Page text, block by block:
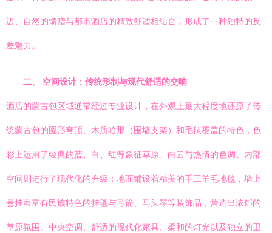
迈、自然的馈赠与都市酒店的精致舒适相结合，形成了一种独特的反
差魅力。
二、 空间设计：传统形制与现代舒适的交响
酒店的蒙古包区域通常经过专业设计，在外观上最大程度地还原了传
统蒙古包的圆形穹顶、木质哈那（围墙支架）和毛毡覆盖的特色，色
彩上运用了经典的蓝、白、红等象征草原、白云与热情的色调。内部
空间则进行了现代化的升级：地面铺设着精美的手工羊毛地毯，墙上
悬挂着富有民族特色的挂毯与弓箭、马头琴等装饰品，营造出浓郁的
草原氛围。中央空调、舒适的现代化家具、柔和的灯光以及独立的卫